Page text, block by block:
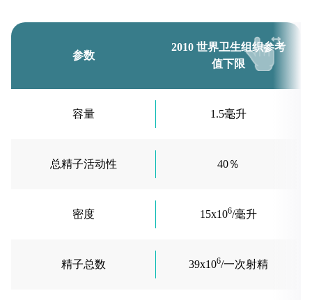
参数
2010 世界卫生组织参考
值下限
容量 1.5毫升
总精子活动性 40％
密度 15x106/毫升
精子总数 39x106/一次射精